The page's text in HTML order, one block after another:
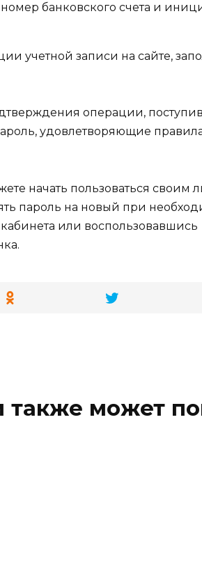
банковского счета и
учетной записи на сайте,
операции,
удовлетворяющие
начать пользоваться своим
пароль на новый при
или воспользовавшись
также может